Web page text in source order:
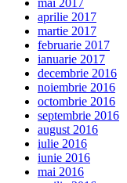
mai 2017
aprilie 2017
martie 2017
februarie 2017
ianuarie 2017
decembrie 2016
noiembrie 2016
octombrie 2016
septembrie 2016
august 2016
iulie 2016
iunie 2016
mai 2016